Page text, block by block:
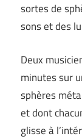
sortes de
sons et des
Deux
minutes sur
sphères
et dont
glisse à